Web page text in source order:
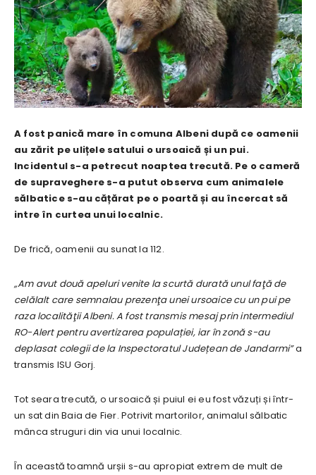
A fost panică mare în comuna Albeni după ce oamenii
au zărit pe ulițele satului o ursoaică și un pui.
Incidentul s-a petrecut noaptea trecută. Pe o cameră
de supraveghere s-a putut observa cum animalele
sălbatice s-au cățărat pe o poartă și au încercat să
intre în curtea unui localnic.
De frică, oamenii au sunat la 112.
„Am avut două apeluri venite la scurtă durată unul faţă de
celălalt care semnalau prezenţa unei ursoaice cu un pui pe
raza localităţii Albeni. A fost transmis mesaj prin intermediul
RO-Alert pentru avertizarea populației, iar în zonă s-au
deplasat colegii de la Inspectoratul Județean de Jandarmi”a
transmis ISU Gorj.
Tot seara trecută, o ursoaică și puiul ei eu fost văzuți și într-
un sat din Baia de Fier. Potrivit martorilor, animalul sălbatic
mânca struguri din via unui localnic.
În această toamnă urșii s-au apropiat extrem de mult de